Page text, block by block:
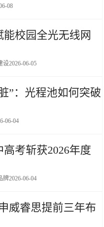
08
校园全光无线网
设2026-06-05
”：光程池如何突破
06-04
考斩获2026年度
牌2026-06-04
威睿思提前三年布